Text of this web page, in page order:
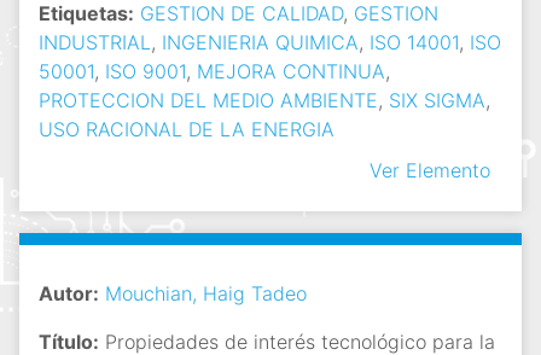
Etiquetas: GESTION DE CALIDAD, GESTION
INDUSTRIAL, INGENIERIA QUIMICA, ISO 14001, ISO
50001, ISO 9001, MEJORA CONTINUA,
PROTECCION DEL MEDIO AMBIENTE, SIX SIGMA,
USO RACIONAL DE LA ENERGIA
Ver Elemento
Autor: Mouchian, Haig Tadeo
Título: Propiedades de interés tecnológico para la